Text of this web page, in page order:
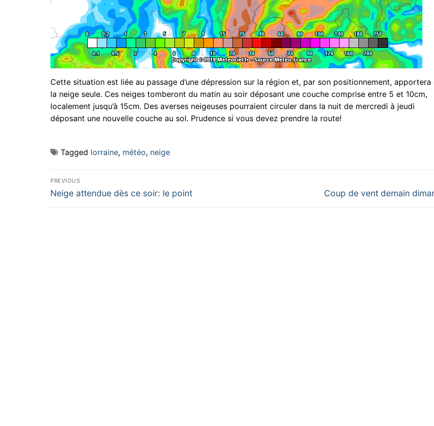
Cette situation est liée au passage d’une dépression sur la région et, par son positionnement, apportera
la neige seule. Ces neiges tomberont du matin au soir déposant une couche comprise entre 5 et 10cm,
localement jusqu’à 15cm. Des averses neigeuses pourraient circuler dans la nuit de mercredi à jeudi
déposant une nouvelle couche au sol. Prudence si vous devez prendre la route!
Tagged lorraine, météo, neige
Navigation
de
PREVIOUS
Previous
Neige attendue dès ce soir: le point
Next
Coup de vent demain